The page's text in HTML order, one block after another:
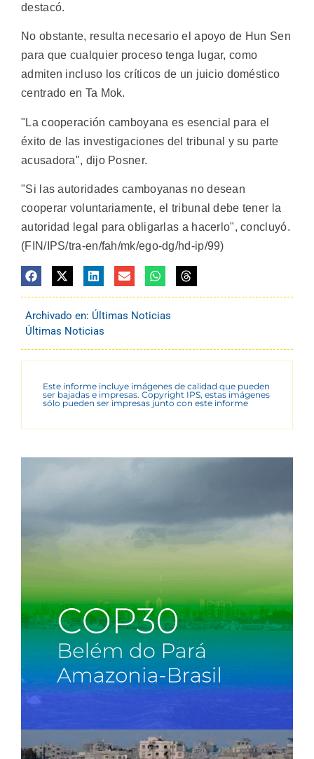
destacó.
No obstante, resulta necesario el apoyo de Hun Sen
para que cualquier proceso tenga lugar, como
admiten incluso los críticos de un juicio doméstico
centrado en Ta Mok.
"La cooperación camboyana es esencial para el
éxito de las investigaciones del tribunal y su parte
acusadora", dijo Posner.
"Si las autoridades camboyanas no desean
cooperar voluntariamente, el tribunal debe tener la
autoridad legal para obligarlas a hacerlo", concluyó.
(FIN/IPS/tra-en/fah/mk/ego-dg/hd-ip/99)
Archivado en: Últimas Noticias
Últimas Noticias
Este informe incluye imágenes de calidad que pueden
ser bajadas e impresas. Copyright IPS, estas imágenes
sólo pueden ser impresas junto con este informe